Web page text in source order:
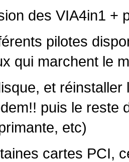
des VIA4in1 +
pilotes
qui marchent le
et
puis le reste
etc)
cartes PCI,